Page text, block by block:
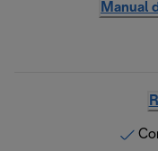
Manual